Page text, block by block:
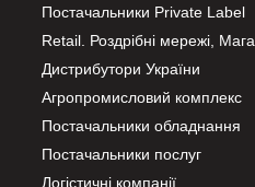
Постачальники Private Label
Retail. Роздрібні мережі,
Дистрибутори України
Агропромисловий комплекс
Постачальники обладнання
Постачальники послуг
Логістичні компанії